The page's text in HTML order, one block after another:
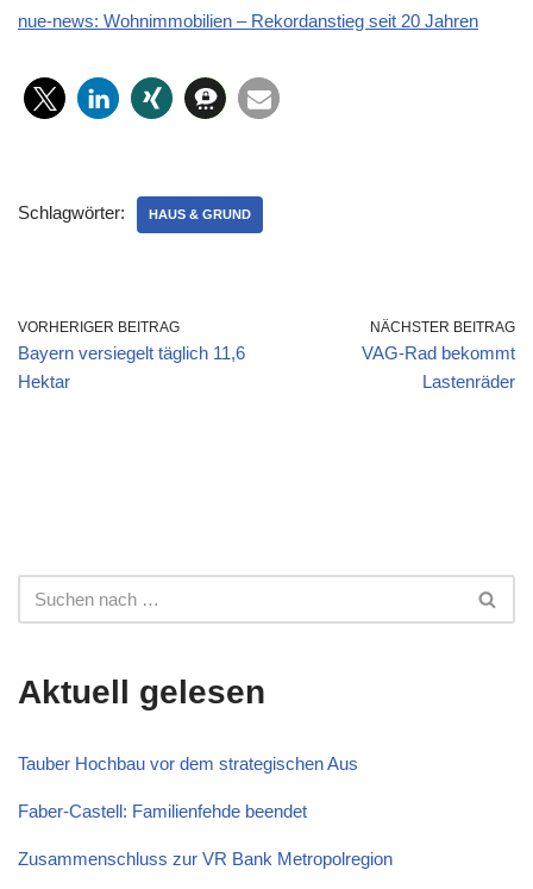
nue-news: Wohnimmobilien – Rekordanstieg seit 20 Jahren
Schlagwörter: HAUS & GRUND
VORHERIGER BEITRAG
Bayern versiegelt täglich 11,6
Hektar
NÄCHSTER BEITRAG
VAG-Rad bekommt
Lastenräder
Aktuell gelesen
Tauber Hochbau vor dem strategischen Aus
Faber-Castell: Familienfehde beendet
Zusammenschluss zur VR Bank Metropolregion